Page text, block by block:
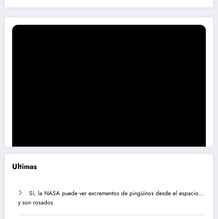
Ultimas
Sí, la NASA puede ver excrementos de pingüinos desde el espacio…
y son rosados